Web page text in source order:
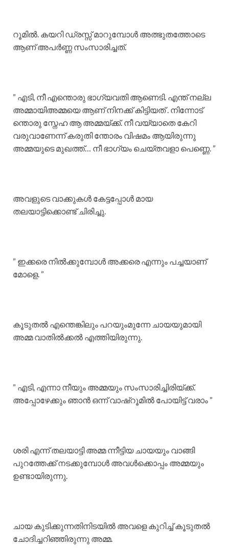
റൂമിൽ. കയറി ഡ്രസ്സ്‌ മാറുമ്പോൾ അത്ഭുതത്തോടെ
ആണ് അപർണ്ണ സംസാരിച്ചത്.
” എടി, നീ എന്തൊരു ഭാഗ്യവതി ആണെടി. എന്ത് നല്ല
അമ്മായിഅമ്മയെ ആണ് നിനക്ക് കിട്ടിയത് . നിന്നോട്
ന്തൊരു സ്നേഹ ആ അമ്മയ്ക്ക്. നീ വയ്യാതെ കേറി
വരുവാണേന്ന് കരുതി ന്തോരം വിഷമം ആയിരുന്നു
അമ്മയുടെ മുഖത്ത്‌… നീ ഭാഗ്യം ചെയ്തവളാ പെണ്ണെ. ”
അവളുടെ വാക്കുകൾ കേട്ടപ്പോൾ മായ
തലയാട്ടിക്കൊണ്ട് ചിരിച്ചു.
” ഇക്കരെ നിൽക്കുമ്പോൾ അക്കരെ എന്നും പച്ചയാണ്
മോളെ. ”
കൂടുതൽ എന്തെങ്കിലും പറയുംമുന്നേ ചായയുമായി
അമ്മ വാതിൽക്കൽ എത്തിയിരുന്നു.
” എടി, എന്നാ നീയും അമ്മയും സംസാരിച്ചിരിയ്ക്ക്.
അപ്പോഴേക്കും ഞാൻ ഒന്ന് വാഷ്റൂമിൽ പോയിട്ട് വരാം ”
ശരി എന്ന് തലയാട്ടി അമ്മ ന്നീട്ടിയ ചായയും വാങ്ങി
പുറത്തേക്ക് നടക്കുമ്പോൾ അവൾക്കൊപ്പം അമ്മയും
ഉണ്ടായിരുന്നു.
ചായ കുടിക്കുന്നതിനിടയിൽ അവളെ കുറിച്ച് കൂടുതൽ
ചോദിച്ചറിഞ്ഞിരുന്നു അമ്മ.